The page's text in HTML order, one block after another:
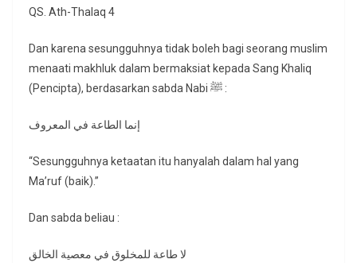
QS. Ath-Thalaq 4
Dan karena sesungguhnya tidak boleh bagi seorang muslim
menaati makhluk dalam bermaksiat kepada Sang Khaliq
(Pencipta), berdasarkan sabda Nabi ﷺ :
إنما الطاعة في المعروف
“Sesungguhnya ketaatan itu hanyalah dalam hal yang
Ma’ruf (baik).”
Dan sabda beliau :
لا طاعة للمخلوق في معصية الخالق